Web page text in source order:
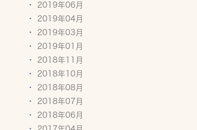
2019年06月
2019年04月
2019年03月
2019年01月
2018年11月
2018年10月
2018年08月
2018年07月
2018年06月